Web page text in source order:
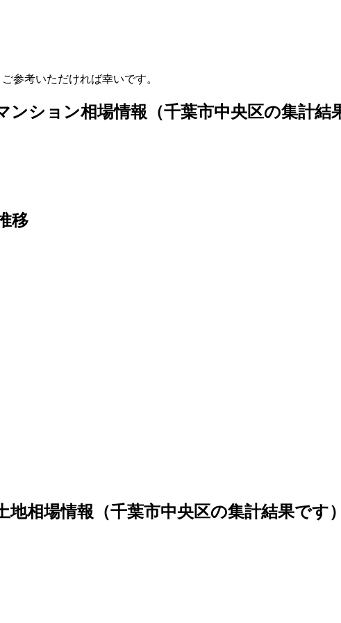
参考いただければ幸いです。
ション相場情報（千葉市中央区の集計結
移
相場情報（千葉市中央区の集計結果です